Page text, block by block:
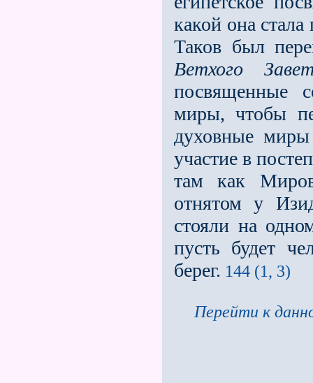
какой она
Таков был
Ветхого
посвященные
миры, чтобы
духовные
участие в
там как
отнятом у
стояли на
пусть будет
берег. 144 (1, 3)
Перейти к